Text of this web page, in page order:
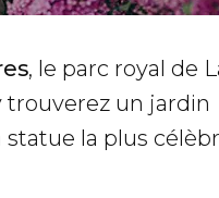
, le parc royal de
trouverez un jardin
la plus